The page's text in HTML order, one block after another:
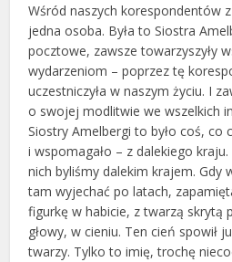
Wśród naszych korespondentów
jedna osoba. Była to Siostra
pocztowe, zawsze towarzyszyły
wydarzeniom – poprzez tę
uczestniczyła w naszym życiu. I
o swojej modlitwie we wszelkich
Siostry Amelbergi to było coś, co
i wspomagało – z dalekiego
nich byliśmy dalekim krajem. Gdy
tam wyjechać po latach,
figurkę w habicie, z twarzą skrytą
głowy, w cieniu. Ten cień spowił
twarzy. Tylko to imię, trochę